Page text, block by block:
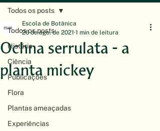
Todos os posts
História
Ciência
Publicações
Flora
Plantas ameaçadas
Experiências
Todos os posts
Ochna serrulata - a
planta mickey
Escola de Botânica
26 de ago. de 2021 1 min de leitura